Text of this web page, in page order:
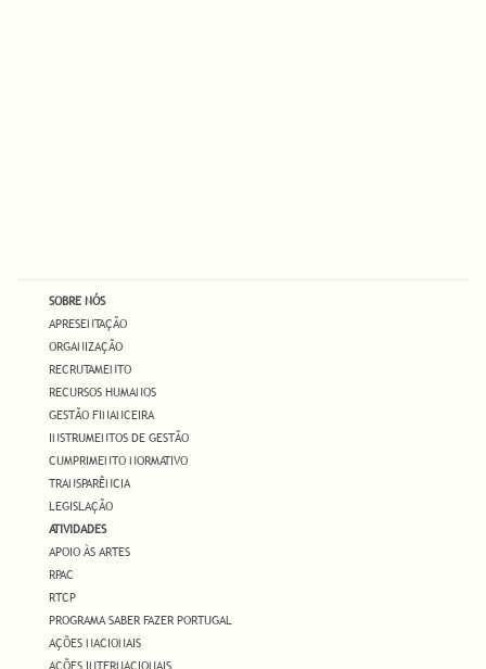
SOBRE NÓS
APRESENTAÇÃO
ORGANIZAÇÃO
RECRUTAMENTO
RECURSOS HUMANOS
GESTÃO FINANCEIRA
INSTRUMENTOS DE GESTÃO
CUMPRIMENTO NORMATIVO
TRANSPARÊNCIA
LEGISLAÇÃO
ATIVIDADES
APOIO ÀS ARTES
RPAC
RTCP
PROGRAMA SABER FAZER PORTUGAL
AÇÕES NACIONAIS